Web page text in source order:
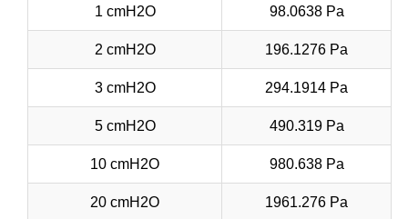
1 cmH2O 98.0638 Pa
2 cmH2O 196.1276 Pa
3 cmH2O 294.1914 Pa
5 cmH2O 490.319 Pa
10 cmH2O 980.638 Pa
20 cmH2O 1961.276 Pa